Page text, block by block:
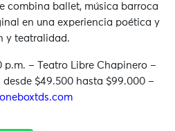
combina ballet, música barroca
en una experiencia poética y
y teatralidad.
p.m. – Teatro Libre Chapinero –
desde $49.500 hasta $99.000 –